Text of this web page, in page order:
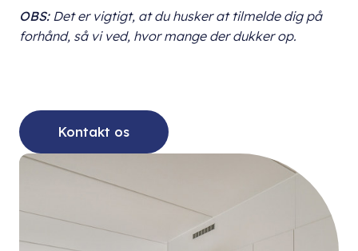
OBS: Det er vigtigt, at du husker at tilmelde dig på
forhånd, så vi ved, hvor mange der dukker op.
Kontakt os